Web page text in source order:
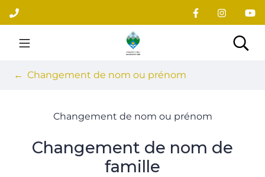
Aller
au
contenu
Site officiel du village
Changement de nom ou prénom
Changement de nom ou prénom
Changement de nom de
famille